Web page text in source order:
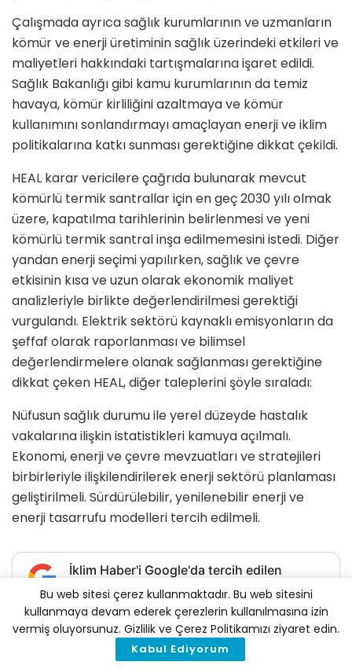
Çalışmada ayrıca sağlık kurumlarının ve uzmanların
kömür ve enerji üretiminin sağlık üzerindeki etkileri ve
maliyetleri hakkındaki tartışmalarına işaret edildi.
Sağlık Bakanlığı gibi kamu kurumlarının da temiz
havaya, kömür kirliliğini azaltmaya ve kömür
kullanımını sonlandırmayı amaçlayan enerji ve iklim
politikalarına katkı sunması gerektiğine dikkat çekildi.
HEAL karar vericilere çağrıda bulunarak mevcut
kömürlü termik santrallar için en geç 2030 yılı olmak
üzere, kapatılma tarihlerinin belirlenmesi ve yeni
kömürlü termik santral inşa edilmemesini istedi. Diğer
yandan enerji seçimi yapılırken, sağlık ve çevre
etkisinin kısa ve uzun olarak ekonomik maliyet
analizleriyle birlikte değerlendirilmesi gerektiği
vurgulandı. Elektrik sektörü kaynaklı emisyonların da
şeffaf olarak raporlanması ve bilimsel
değerlendirmelere olanak sağlanması gerektiğine
dikkat çeken HEAL, diğer taleplerini şöyle sıraladı:
Nüfusun sağlık durumu ile yerel düzeyde hastalık
vakalarına ilişkin istatistikleri kamuya açılmalı.
Ekonomi, enerji ve çevre mevzuatları ve stratejileri
birbirleriyle ilişkilendirilerek enerji sektörü planlaması
geliştirilmeli. Sürdürülebilir, yenilenebilir enerji ve
enerji tasarrufu modelleri tercih edilmeli.
İklim Haber'i Google'da tercih edilen
kaynak olarak ekleyin
erken ölüm fosil yakıt HEAL
kömür
Kömürlü Termik Santral
sağlık maliyeti
Bu web sitesi çerez kullanmaktadır. Bu web sitesini
kullanmaya devam ederek çerezlerin kullanılmasına izin
vermiş oluyorsunuz. Gizlilik ve Çerez Politikamızı ziyaret edin.
Kabul Ediyorum